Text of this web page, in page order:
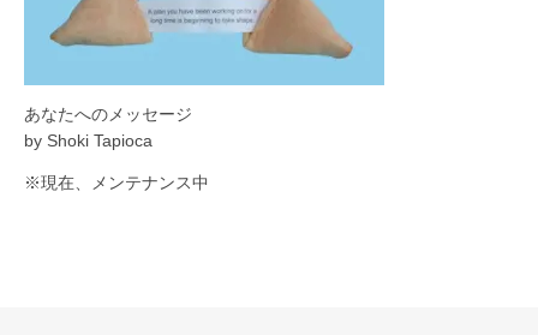
あなたへのメッセージ
by Shoki Tapioca
※現在、メンテナンス中